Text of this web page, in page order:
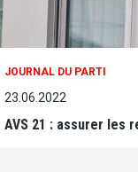
JOURNAL DU PARTI
23.06.2022
AVS 21 : assurer les